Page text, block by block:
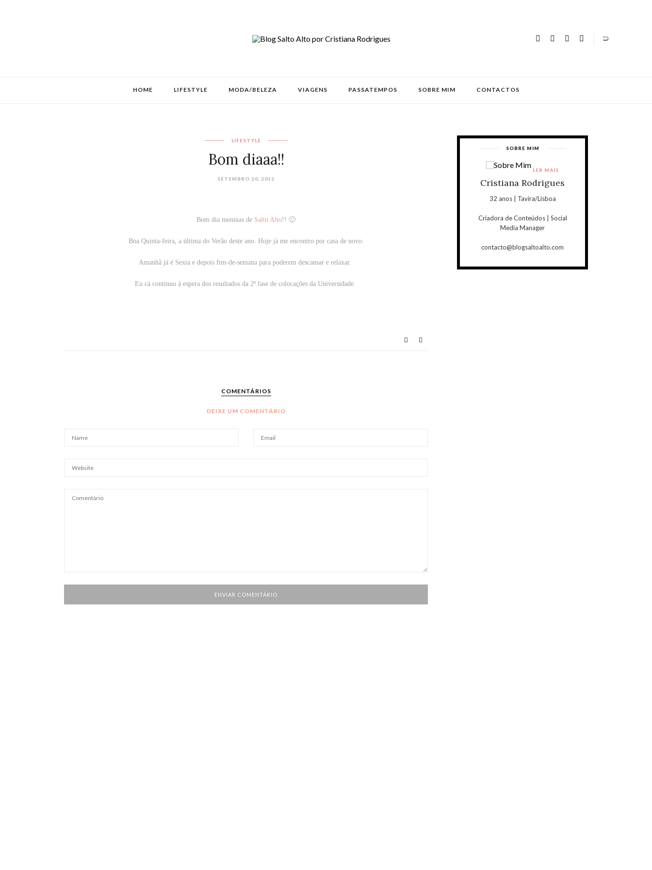
HOME LIFESTYLE MODA/BELEZA VIAGENS PASSATEMPOS SOBRE MIM CONTACTOS
LIFESTYLE
Bom diaaa!!
SETEMBRO 20, 2012
Bom dia meninas de Salto Alto!! 🙂
Boa Quinta-feira, a última do Verão deste ano. Hoje já me encontro por casa de novo.
Amanhã já é Sexta e depois fim-de-semana para poderem descansar e relaxar.
Eu cá continuo à espera dos resultados da 2ª fase de colocações da Universidade.
COMENTÁRIOS
DEIXE UM COMENTÁRIO
SOBRE MIM
Cristiana Rodrigues
32 anos | Tavira/Lisboa
Criadora de Conteúdos | Social
Media Manager
contacto@blogsaltoalto.com
LER MAIS